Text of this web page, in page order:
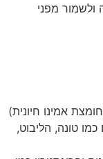
ולשמור מפני
אמינו חיונית)
כמו טונה, הליבוט,